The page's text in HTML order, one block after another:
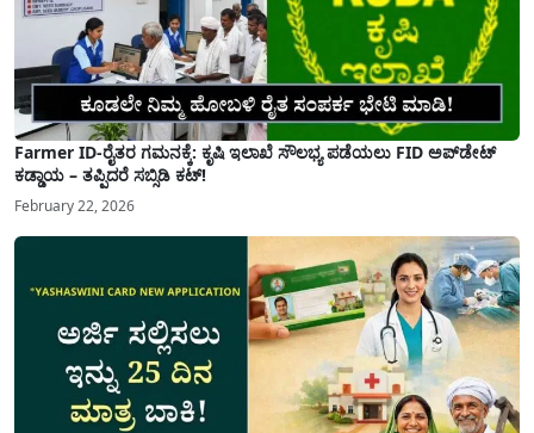
Farmer ID-ರೈತರ ಗಮನಕ್ಕೆ: ಕೃಷಿ ಇಲಾಖೆ ಸೌಲಭ್ಯ ಪಡೆಯಲು FID ಅಪ್‌ಡೇಟ್
ಕಡ್ಡಾಯ – ತಪ್ಪಿದರೆ ಸಬ್ಸಿಡಿ ಕಟ್!
February 22, 2026